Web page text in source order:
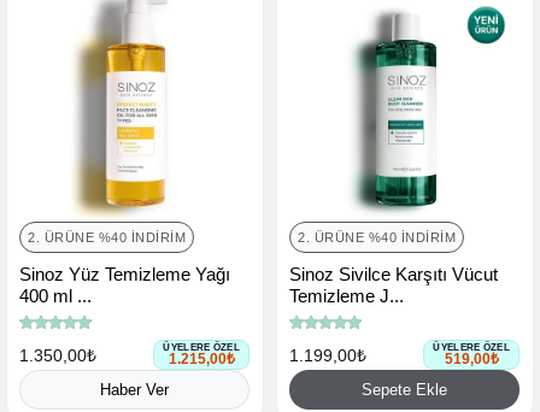
2. ÜRÜNE %40 İNDIRIM
Sinoz Yüz Temizleme Yağı
400 ml ...
1.350,00₺ ÜYELERE ÖZEL
1.215,00₺
Haber Ver
2. ÜRÜNE %40 İNDIRIM
Sinoz Sivilce Karşıtı Vücut
Temizleme J...
1.199,00₺ ÜYELERE ÖZEL
519,00₺
Sepete Ekle